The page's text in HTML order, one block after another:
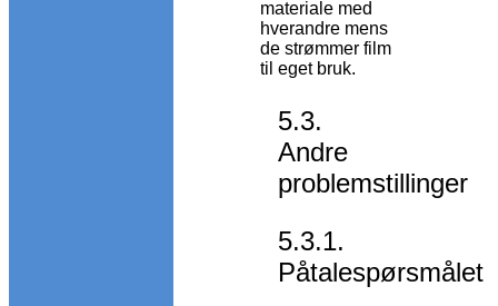
materiale med
hverandre mens
de strømmer film
til eget bruk.
5.3.
Andre
problemstillinger
5.3.1.
Påtalespørsmålet